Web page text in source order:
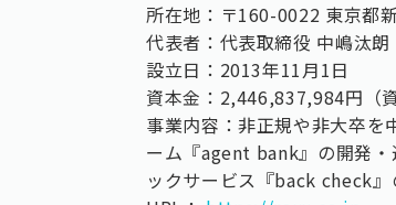
所在地：〒160-0022 東京都
代表者：代表取締役 中嶋汰朗
設立日：2013年11月1日
資本金：2,446,837,984円（
事業内容：非正規や非大卒を
ーム『agent bank』の開発
ックサービス『back check